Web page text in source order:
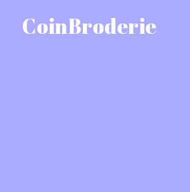
CoinBroderie